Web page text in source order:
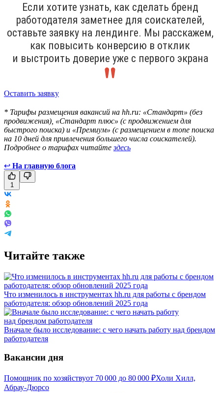
Если хотите узнать, как сделать бренд
работодателя заметнее для соискателей,
оставьте заявку на лендинге. Мы расскажем,
как повысить конверсию в отклик
и выстроить доверие уже с первого экрана
Оставить заявку
* Тарифы размещения вакансий на hh.ru: «Стандарт» (без
продвижения), «Стандарт плюс» (с продвижением для
быстрого поиска) и «Премиум» (с размещением в топе поиска
на 10 дней для привлечения большего числа соискателей).
Подробнее о тарифах читайтездесь
↩ На главную блога
1
Читайте также
Что изменилось в инструментах hh.ru для работы с брендом
работодателя: обзор обновлений 2025 года
Вначале было исследование: с чего начать работу над брендом
работодателя
Вакансии дня
Помощник по хозяйствуот 70 000 до 80 000 ₽Холи Хилл,
Абрау-Дюрсо